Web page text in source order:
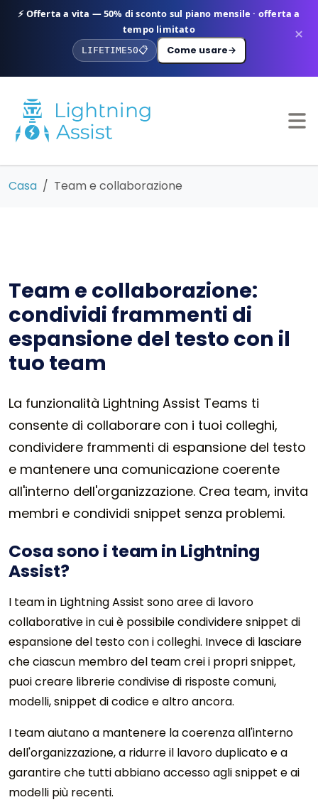
⚡ Offerta a vita — 50% di sconto sul piano mensile · offerta a
tempo limitato
LIFETIME50📋 Come usare→
×
Casa Team e collaborazione
Team e collaborazione:
condividi frammenti di
espansione del testo con il
tuo team
La funzionalità Lightning Assist Teams ti
consente di collaborare con i tuoi colleghi,
condividere frammenti di espansione del testo
e mantenere una comunicazione coerente
all'interno dell'organizzazione. Crea team, invita
membri e condividi snippet senza problemi.
Cosa sono i team in Lightning
Assist?
I team in Lightning Assist sono aree di lavoro
collaborative in cui è possibile condividere snippet di
espansione del testo con i colleghi. Invece di lasciare
che ciascun membro del team crei i propri snippet,
puoi creare librerie condivise di risposte comuni,
modelli, snippet di codice e altro ancora.
I team aiutano a mantenere la coerenza all'interno
dell'organizzazione, a ridurre il lavoro duplicato e a
garantire che tutti abbiano accesso agli snippet e ai
modelli più recenti.